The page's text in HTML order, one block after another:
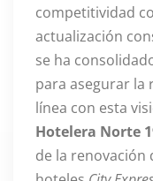
competitividad
actualización
se ha
para asegurar la
línea con esta
Hotelera Norte
de la renovación